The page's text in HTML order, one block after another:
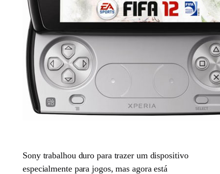
Sony trabalhou duro para trazer um dispositivo
especialmente para jogos, mas agora está